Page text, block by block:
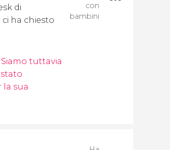
di
ha chiesto
con
bambini
tuttavia
sua